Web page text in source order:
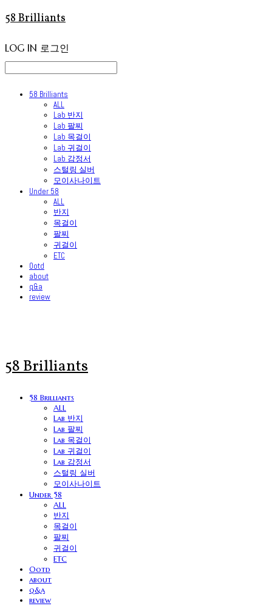
58 Brilliants
LOG IN 로그인
58 Brilliants
ALL
Lab 반지
Lab 팔찌
Lab 목걸이
Lab 귀걸이
Lab 감정서
스털링 실버
모이사나이트
Under 58
ALL
반지
목걸이
팔찌
귀걸이
ETC
Ootd
about
q&a
review
58 Brilliants
58 Brilliants
ALL
Lab 반지
Lab 팔찌
Lab 목걸이
Lab 귀걸이
Lab 감정서
스털링 실버
모이사나이트
Under 58
ALL
반지
목걸이
팔찌
귀걸이
ETC
Ootd
about
q&a
review